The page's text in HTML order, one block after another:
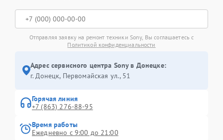
Отправляя заявку на ремонт техники Sony, Вы соглашаетесь с
Политикой конфиденциальности
Адрес сервисного центра Sony в Донецке:
г. Донецк, Первомайская ул., 51
Горячая линия
+7 (863) 276-88-95
Время работы
Ежедневно с 9:00 до 21:00